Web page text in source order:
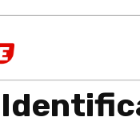
Inicio